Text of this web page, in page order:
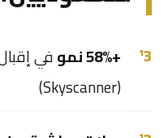
+58% نمو
(Skyscanner)